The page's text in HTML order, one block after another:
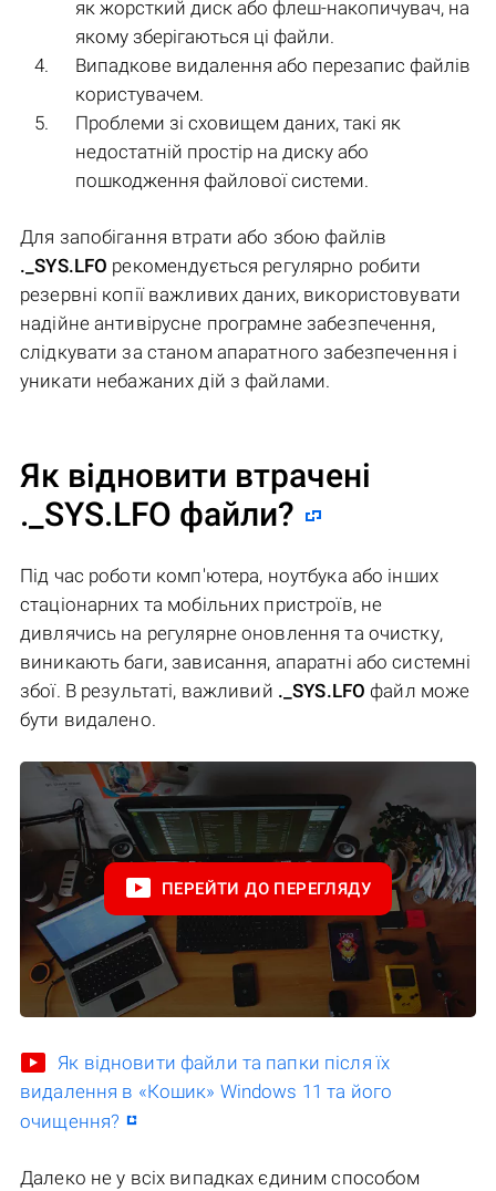
як жорсткий диск або флеш-накопичувач, на
якому зберігаються ці файли.
Випадкове видалення або перезапис файлів
користувачем.
Проблеми зі сховищем даних, такі як
недостатній простір на диску або
пошкодження файлової системи.
Для запобігання втрати або збою файлів
._SYS.LFO рекомендується регулярно робити
резервні копії важливих даних, використовувати
надійне антивірусне програмне забезпечення,
слідкувати за станом апаратного забезпечення і
уникати небажаних дій з файлами.
Як відновити втрачені
._SYS.LFO файли?
Під час роботи комп'ютера, ноутбука або інших
стаціонарних та мобільних пристроїв, не
дивлячись на регулярне оновлення та очистку,
виникають баги, зависання, апаратні або системні
збої. В результаті, важливий ._SYS.LFO файл може
бути видалено.
ПЕРЕЙТИ ДО ПЕРЕГЛЯДУ
Як відновити файли та папки після їх
видалення в «Кошик» Windows 11 та його
очищення?
Далеко не у всіх випадках єдиним способом